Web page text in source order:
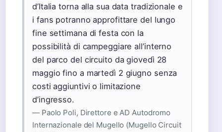
d’Italia torna alla sua data tradizionale e
i fans potranno approfittare del lungo
fine settimana di festa con la
possibilità di campeggiare all’interno
del parco del circuito da giovedì 28
maggio fino a martedì 2 giugno senza
costi aggiuntivi o limitazione
d’ingresso.
— Paolo Poli, Direttore e AD Autodromo
Internazionale del Mugello (Mugello Circuit